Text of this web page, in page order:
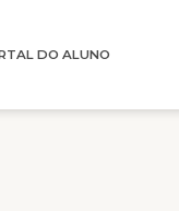
DO ALUNO